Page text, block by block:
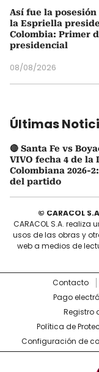
Así fue la posesión
la Espriella
Colombia: Primer
presidencial
08/08/2026
Últimas
🔴 Santa Fe vs
VIVO fecha 4 de la
Colombiana 2026-
del partido
© CARACOL
CARACOL S.A.
usos de las obras y
web a medios de
Contacto
Pago
Registro
Política de
Configuración de